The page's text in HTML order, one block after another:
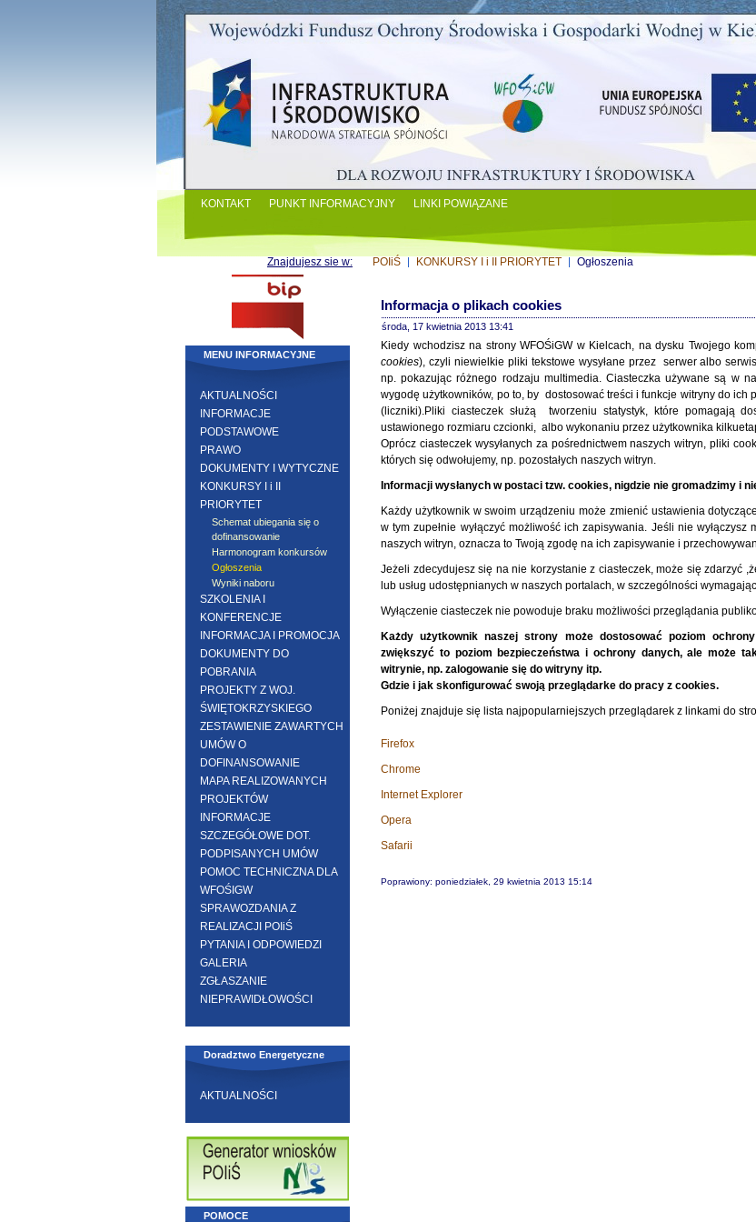
KONTAKT PUNKT INFORMACYJNY LINKI POWIĄZANE
Znajdujesz sie w: POIiŚ KONKURSY I i II PRIORYTET Ogłoszenia
MENU INFORMACYJNE
AKTUALNOŚCI
INFORMACJE
PODSTAWOWE
PRAWO
DOKUMENTY I WYTYCZNE
KONKURSY I i II
PRIORYTET
Schemat ubiegania się o
dofinansowanie
Harmonogram konkursów
Ogłoszenia
Wyniki naboru
SZKOLENIA I
KONFERENCJE
INFORMACJA I PROMOCJA
DOKUMENTY DO
POBRANIA
PROJEKTY Z WOJ.
ŚWIĘTOKRZYSKIEGO
ZESTAWIENIE ZAWARTYCH
UMÓW O
DOFINANSOWANIE
MAPA REALIZOWANYCH
PROJEKTÓW
INFORMACJE
SZCZEGÓŁOWE DOT.
PODPISANYCH UMÓW
POMOC TECHNICZNA DLA
WFOŚIGW
SPRAWOZDANIA Z
REALIZACJI POIiŚ
PYTANIA I ODPOWIEDZI
GALERIA
ZGŁASZANIE
NIEPRAWIDŁOWOŚCI
Doradztwo Energetyczne
AKTUALNOŚCI
POMOCE
Informacja o plikach cookies
środa, 17 kwietnia 2013 13:41
Kiedy wchodzisz na strony WFOŚiGW w Kielcach, na dysku Twojego
cookies), czyli niewielkie pliki tekstowe wysyłane przez serwer albo
np. pokazując różnego rodzaju multimedia. Ciasteczka używane są w
wygodę użytkowników, po to, by dostosować treści i funkcje witryny do ich
(liczniki).Pliki ciasteczek służą tworzeniu statystyk, które pomagają
ustawionego rozmiaru czcionki, albo wykonaniu przez użytkownika
Oprócz ciasteczek wysyłanych za pośrednictwem naszych witryn, pliki
których się odwołujemy, np. pozostałych naszych witryn.
Informacji wysłanych w postaci tzw. cookies, nigdzie nie gromadzimy i
Każdy użytkownik w swoim urządzeniu może zmienić ustawienia
w tym zupełnie wyłączyć możliwość ich zapisywania. Jeśli nie
naszych witryn, oznacza to Twoją zgodę na ich zapisywanie i
Jeżeli zdecydujesz się na nie korzystanie z ciasteczek, może się zdarzyć
lub usług udostępnianych w naszych portalach, w szczególności
Wyłączenie ciasteczek nie powoduje braku możliwości przeglądania
Każdy użytkownik naszej strony może dostosować poziom
zwiększyć to poziom bezpieczeństwa i ochrony danych, ale może
witrynie, np. zalogowanie się do witryny itp.
Gdzie i jak skonfigurować swoją przeglądarke do pracy z cookies.
Poniżej znajduje się lista najpopularniejszych przeglądarek z linkami do
Firefox
Chrome
Internet Explorer
Opera
Safarii
Poprawiony: poniedziałek, 29 kwietnia 2013 15:14